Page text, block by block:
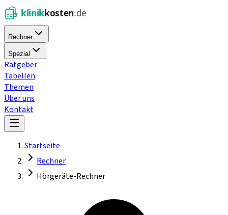
Rechner
Spezial
Ratgeber
Tabellen
Themen
Über uns
Kontakt
Startseite
Rechner
Hörgeräte-Rechner